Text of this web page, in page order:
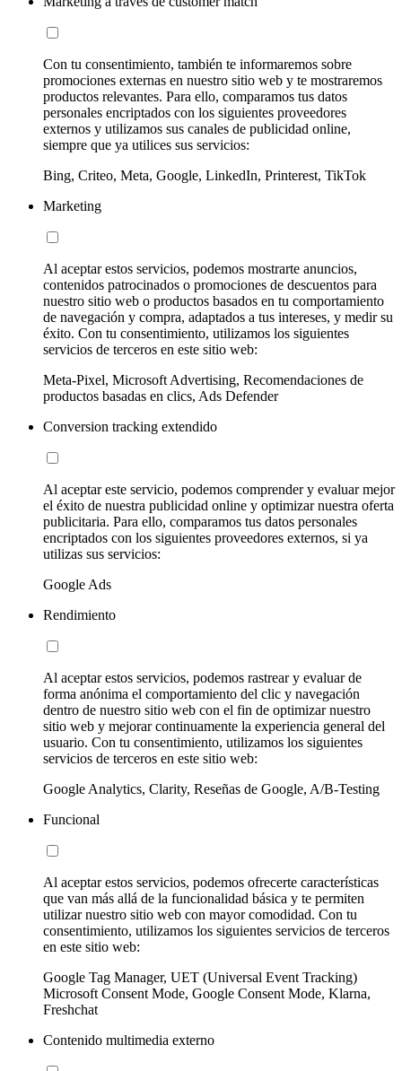
Con tu consentimiento, también te informaremos sobre
promociones externas en nuestro sitio web y te mostraremos
productos relevantes. Para ello, comparamos tus datos
personales encriptados con los siguientes proveedores
externos y utilizamos sus canales de publicidad online,
siempre que ya utilices sus servicios:
Bing, Criteo, Meta, Google, LinkedIn, Printerest, TikTok
Marketing
Al aceptar estos servicios, podemos mostrarte anuncios,
contenidos patrocinados o promociones de descuentos para
nuestro sitio web o productos basados en tu comportamiento
de navegación y compra, adaptados a tus intereses, y medir su
éxito. Con tu consentimiento, utilizamos los siguientes
servicios de terceros en este sitio web:
Meta-Pixel, Microsoft Advertising, Recomendaciones de
productos basadas en clics, Ads Defender
Conversion tracking extendido
Al aceptar este servicio, podemos comprender y evaluar mejor
el éxito de nuestra publicidad online y optimizar nuestra oferta
publicitaria. Para ello, comparamos tus datos personales
encriptados con los siguientes proveedores externos, si ya
utilizas sus servicios:
Google Ads
Rendimiento
Al aceptar estos servicios, podemos rastrear y evaluar de
forma anónima el comportamiento del clic y navegación
dentro de nuestro sitio web con el fin de optimizar nuestro
sitio web y mejorar continuamente la experiencia general del
usuario. Con tu consentimiento, utilizamos los siguientes
servicios de terceros en este sitio web:
Google Analytics, Clarity, Reseñas de Google, A/B-Testing
Funcional
Al aceptar estos servicios, podemos ofrecerte características
que van más allá de la funcionalidad básica y te permiten
utilizar nuestro sitio web con mayor comodidad. Con tu
consentimiento, utilizamos los siguientes servicios de terceros
en este sitio web:
Google Tag Manager, UET (Universal Event Tracking)
Microsoft Consent Mode, Google Consent Mode, Klarna,
Freshchat
Contenido multimedia externo